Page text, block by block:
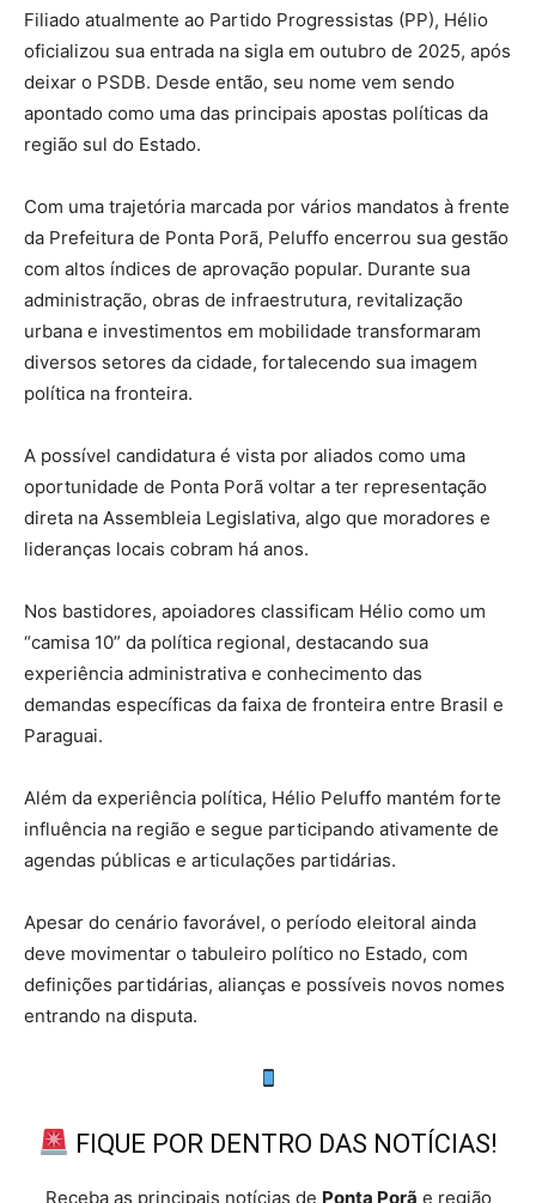
Filiado atualmente ao Partido Progressistas (PP), Hélio
oficializou sua entrada na sigla em outubro de 2025, após
deixar o PSDB. Desde então, seu nome vem sendo
apontado como uma das principais apostas políticas da
região sul do Estado.
Com uma trajetória marcada por vários mandatos à frente
da Prefeitura de Ponta Porã, Peluffo encerrou sua gestão
com altos índices de aprovação popular. Durante sua
administração, obras de infraestrutura, revitalização
urbana e investimentos em mobilidade transformaram
diversos setores da cidade, fortalecendo sua imagem
política na fronteira.
A possível candidatura é vista por aliados como uma
oportunidade de Ponta Porã voltar a ter representação
direta na Assembleia Legislativa, algo que moradores e
lideranças locais cobram há anos.
Nos bastidores, apoiadores classificam Hélio como um
“camisa 10” da política regional, destacando sua
experiência administrativa e conhecimento das
demandas específicas da faixa de fronteira entre Brasil e
Paraguai.
Além da experiência política, Hélio Peluffo mantém forte
influência na região e segue participando ativamente de
agendas públicas e articulações partidárias.
Apesar do cenário favorável, o período eleitoral ainda
deve movimentar o tabuleiro político no Estado, com
definições partidárias, alianças e possíveis novos nomes
entrando na disputa.
FIQUE POR DENTRO DAS NOTÍCIAS!
Receba as principais notícias de Ponta Porã e região